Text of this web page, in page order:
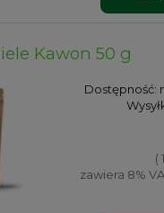
Kawon 50 g
Dostępność:
(
zawiera 8%